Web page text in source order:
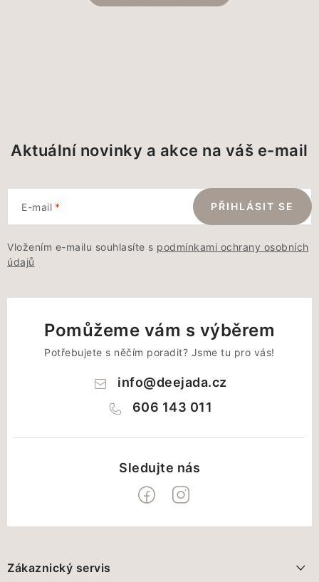
Aktuální novinky a akce na váš e-mail
E-mail
Vložením e-mailu souhlasíte s podmínkami ochrany osobních
údajů
PŘIHLÁSIT SE
Pomůžeme vám s výběrem
Potřebujete s něčím poradit? Jsme tu pro vás!
info@deejada.cz
606 143 011
pZákaznický servis